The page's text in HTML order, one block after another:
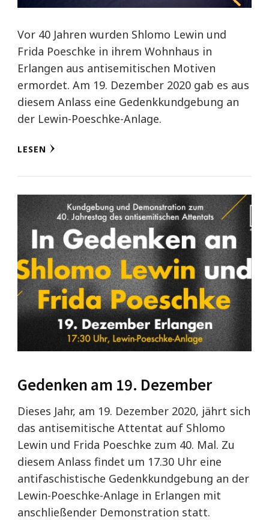
Vor 40 Jahren wurden Shlomo Lewin und
Frida Poeschke in ihrem Wohnhaus in
Erlangen aus antisemitischen Motiven
ermordet. Am 19. Dezember 2020 gab es aus
diesem Anlass eine Gedenkkundgebung an
der Lewin-Poeschke-Anlage.
LESEN
Gedenken am 19. Dezember
Dieses Jahr, am 19. Dezember 2020, jährt sich
das antisemitische Attentat auf Shlomo
Lewin und Frida Poeschke zum 40. Mal. Zu
diesem Anlass findet um 17.30 Uhr eine
antifaschistische Gedenkkundgebung an der
Lewin-Poeschke-Anlage in Erlangen mit
anschließender Demonstration statt.